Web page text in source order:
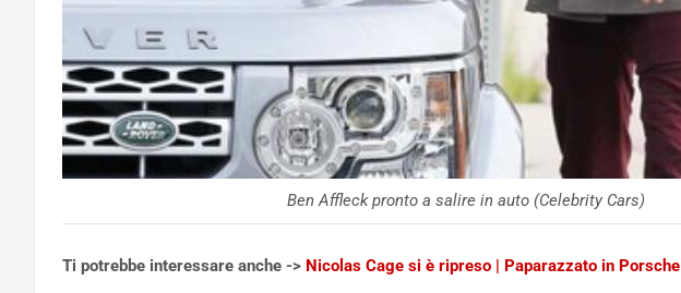
Ben Affleck pronto a salire in auto (Celebrity Cars)
Ti potrebbe interessare anche -> Nicolas Cage si è ripreso | Paparazzato in Porsche